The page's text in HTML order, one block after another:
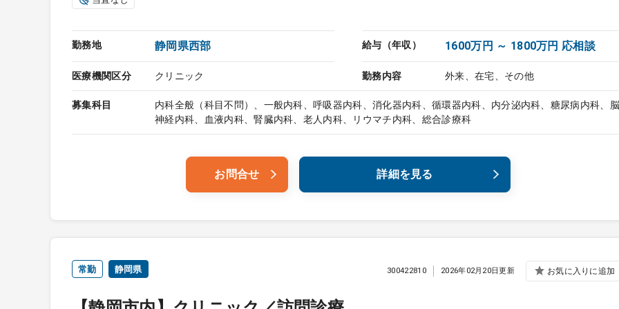
勤務地 静岡県西部 給与（年収） 1600万円 ～ 1800万円 応相談
医療機関区分 クリニック 勤務内容 外来、在宅、その他
募集科目
内科全般（科目不問）、一般内科、呼吸器内科、消化器内科、循環器内科、内分泌内科、糖尿病内科、
神経内科、血液内科、腎臓内科、老人内科、リウマチ内科、総合診療科
お問合せ 詳細を見る
常勤 静岡県 300422810 2026年02月20日更新 お気に入りに追加